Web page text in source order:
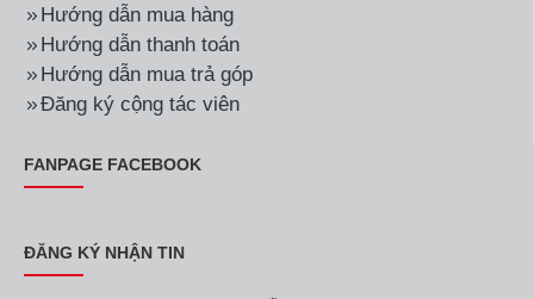
Hướng dẫn mua hàng
Hướng dẫn thanh toán
Hướng dẫn mua trả góp
Đăng ký cộng tác viên
FANPAGE FACEBOOK
ĐĂNG KÝ NHẬN TIN